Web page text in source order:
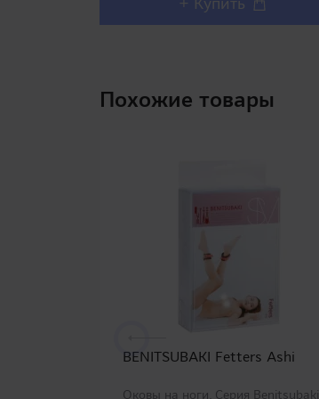
Похожие товары
BENITSUBAKI Fetters Ashi
Оковы на ноги. Серия Benitsubaki